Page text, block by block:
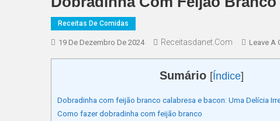
Receitas De Comidas
19 De Dezembro De 2024 Receitasdanet.com Leave A
Sumário [Índice]
Dobradinha com feijão branco calabresa e bacon: Uma Delícia
Como fazer dobradinha com feijão branco